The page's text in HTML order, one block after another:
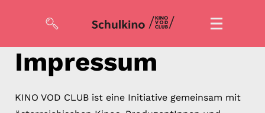
Filme
Code eingeben
Impressum
KINO VOD CLUB ist eine Initiative gemeinsam mit